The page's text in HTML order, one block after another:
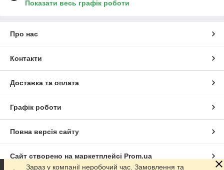
Показати весь графік роботи
Про нас
Контакти
Доставка та оплата
Графік роботи
Повна версія сайту
Сайт створено на маркетплейсі Prom.ua
Зараз у компанії неробочий час. Замовлення та